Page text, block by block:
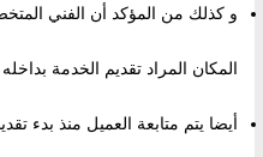
و كذلك من المؤكد أن الفني
المكان المراد تقديم الخدمة
أيضا يتم متابعة العميل منذ بدء